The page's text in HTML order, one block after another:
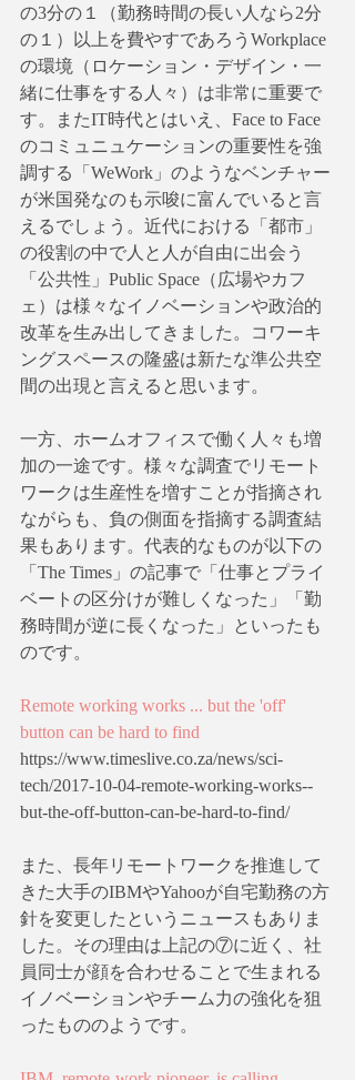
の3分の１（勤務時間の長い人なら2分
の１）以上を費やすであろうWorkplace
の環境（ロケーション・デザイン・一
緒に仕事をする人々）は非常に重要で
す。またIT時代とはいえ、Face to Face
のコミュニュケーションの重要性を強
調する「WeWork」のようなベンチャー
が米国発なのも示唆に富んでいると言
えるでしょう。近代における「都市」
の役割の中で人と人が自由に出会う
「公共性」Public Space（広場やカフ
ェ）は様々なイノベーションや政治的
改革を生み出してきました。コワーキ
ングスペースの隆盛は新たな準公共空
間の出現と言えると思います。
一方、ホームオフィスで働く人々も増
加の一途です。様々な調査でリモート
ワークは生産性を増すことが指摘され
ながらも、負の側面を指摘する調査結
果もあります。代表的なものが以下の
「The Times」の記事で「仕事とプライ
ベートの区分けが難しくなった」「勤
務時間が逆に長くなった」といったも
のです。
Remote working works ... but the 'off'
button can be hard to find
https://www.timeslive.co.za/news/sci-
tech/2017-10-04-remote-working-works--
but-the-off-button-can-be-hard-to-find/
また、長年リモートワークを推進して
きた大手のIBMやYahooが自宅勤務の方
針を変更したというニュースもありま
した。その理由は上記の⑦に近く、社
員同士が顔を合わせることで生まれる
イノベーションやチーム力の強化を狙
ったもののようです。